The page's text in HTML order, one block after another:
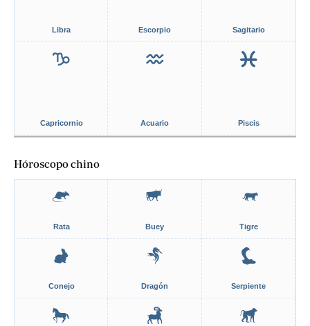
Libra Escorpio Sagitario
Capricornio Acuario Piscis
Hóroscopo chino
Rata Buey Tigre
Conejo Dragón Serpiente